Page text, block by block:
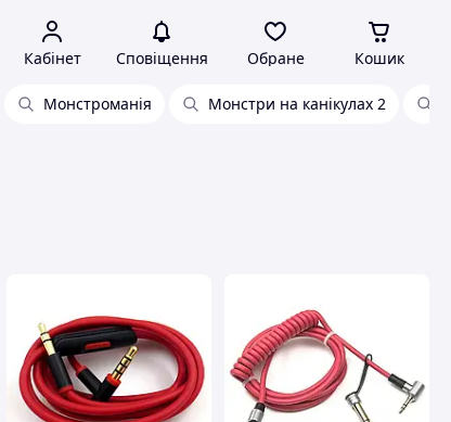
Кабінет Сповіщення Обране Кошик
Монстроманія Монстри на канікулах 2